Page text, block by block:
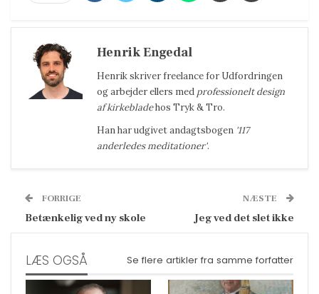
Henrik Engedal
Henrikskriver freelance for Udfordringen
og arbejder ellers med professionelt design
af kirkebladehos Tryk & Tro.
Han har udgivet andagtsbogen '117
anderledes meditationer'.
FORRIGE
Betænkelig ved ny skole
NÆSTE
Jeg ved det slet ikke
LÆS OGSÅ Se flere artikler fra samme forfatter